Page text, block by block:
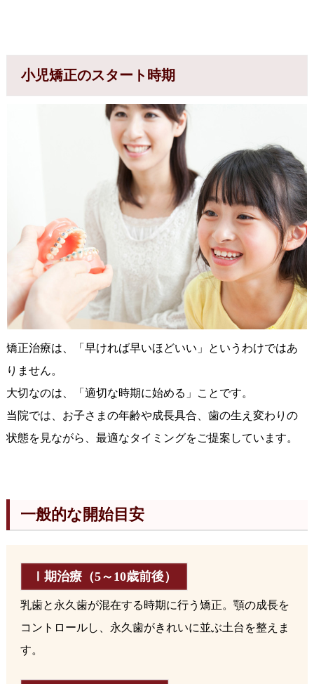
小児矯正のスタート時期
矯正治療は、「早ければ早いほどいい」というわけではあ
りません。
大切なのは、「適切な時期に始める」ことです。
当院では、お子さまの年齢や成長具合、歯の生え変わりの
状態を見ながら、最適なタイミングをご提案しています。
一般的な開始目安
Ⅰ期治療（5～10歳前後）
乳歯と永久歯が混在する時期に行う矯正。顎の成長を
コントロールし、永久歯がきれいに並ぶ土台を整えま
す。